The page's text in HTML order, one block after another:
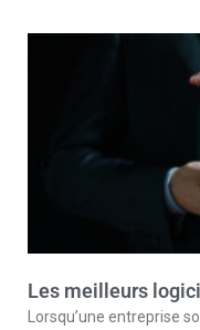
Les meilleurs
Lorsqu’une entreprise